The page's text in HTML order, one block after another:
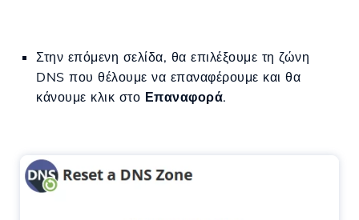
Στην επόμενη σελίδα, θα επιλέξουμε τη ζώνη
DNS που θέλουμε να επαναφέρουμε και θα
κάνουμε κλικ στο Επαναφορά.